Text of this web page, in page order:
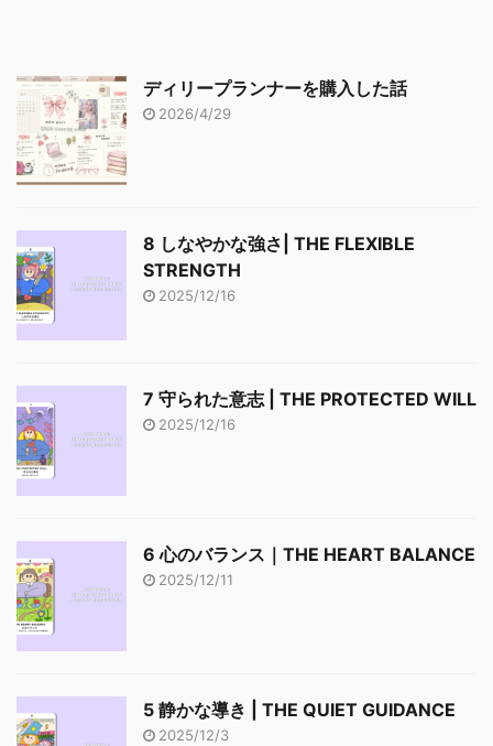
ディリープランナーを購入した話
2026/4/29
8 しなやかな強さ| THE FLEXIBLE
STRENGTH
2025/12/16
7 守られた意志 | THE PROTECTED WILL
2025/12/16
6 心のバランス｜THE HEART BALANCE
2025/12/11
5 静かな導き | THE QUIET GUIDANCE
2025/12/3